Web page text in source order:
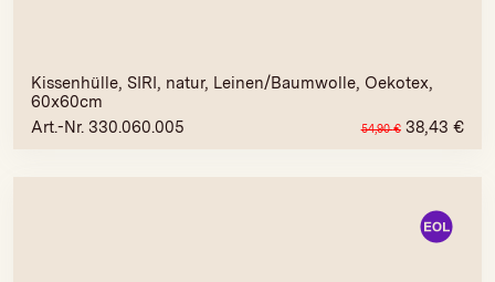
Kissenhülle, SIRI, natur, Leinen/Baumwolle, Oekotex,
60x60cm
Art.-Nr. 330.060.005
54,90€ 38,43 €